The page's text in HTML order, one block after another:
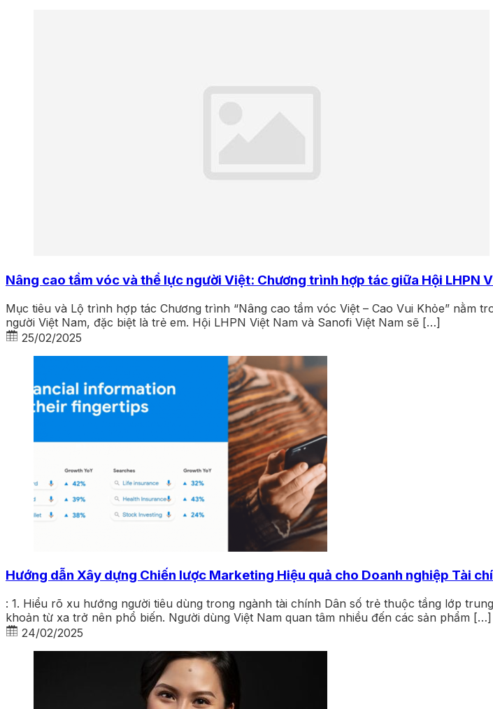
Nâng cao tầm vóc và thể lực người Việt: Chương trình hợp tác giữa Hội LHPN
Mục tiêu và Lộ trình hợp tác Chương trình “Nâng cao tầm vóc Việt – Cao Vui Khỏe”
người Việt Nam, đặc biệt là trẻ em. Hội LHPN Việt Nam và Sanofi Việt Nam sẽ […]
25/02/2025
Hướng dẫn Xây dựng Chiến lược Marketing Hiệu quả cho Doanh nghiệp Tài
: 1. Hiểu rõ xu hướng người tiêu dùng trong ngành tài chính Dân số trẻ thuộc tầng lớp
khoản từ xa trở nên phổ biến. Người dùng Việt Nam quan tâm nhiều đến các sản phẩm […]
24/02/2025